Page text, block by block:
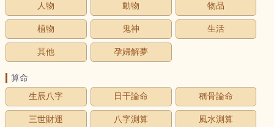
人物
動物 物品
植物 鬼神 生活
其他 孕婦解夢
算命
生辰八字
日干論命 稱骨論命
三世財運 八字測算 風水測算